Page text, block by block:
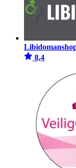
8,4